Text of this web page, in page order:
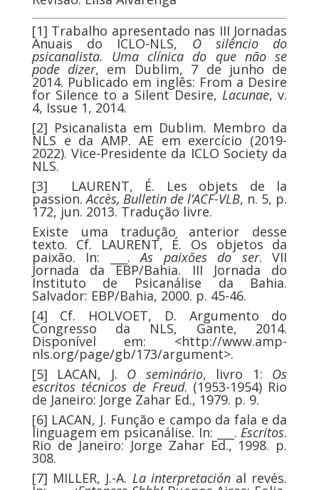
[1] Trabalho apresentado nas III Jornadas
Anuais do ICLO-NLS, O silêncio do
psicanalista. Uma clínica do que não se
pode dizer, em Dublim, 7 de junho de
2014. Publicado em inglês: From a Desire
for Silence to a Silent Desire, Lacunae, v.
4, Issue 1, 2014.
[2] Psicanalista em Dublim. Membro da
NLS e da AMP. AE em exercício (2019-
2022). Vice-Presidente da ICLO Society da
NLS.
[3] LAURENT, É. Les objets de la
passion.Accès, Bulletin de l’ACF-VLB, n. 5, p.
172, jun. 2013. Tradução livre.
Existe uma tradução anterior desse
texto. Cf. LAURENT, É. Os objetos da
paixão. In: ___.As paixões do ser. VII
Jornada da EBP/Bahia. III Jornada do
Instituto de Psicanálise da Bahia.
Salvador: EBP/Bahia, 2000. p. 45-46.
[4] Cf. HOLVOET, D. Argumento do
Congresso da NLS, Gante, 2014.
Disponível em: <http://www.amp-
nls.org/page/gb/173/argument>.
[5] LACAN, J. O seminário, livro 1: Os
escritos técnicos de Freud. (1953-1954) Rio
de Janeiro: Jorge Zahar Ed., 1979. p. 9.
[6] LACAN, J. Função e campo da fala e da
linguagem em psicanálise. In: ___.Escritos.
Rio de Janeiro: Jorge Zahar Ed., 1998. p.
308.
[7] MILLER, J.-A. La interpretaciónal revés.